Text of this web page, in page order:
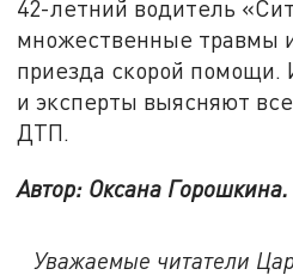
42-летний водитель
множественные травмы
приезда скорой
и эксперты выясняют
ДТП.
Автор: Оксана Горошкина.
Уважаемые читатели